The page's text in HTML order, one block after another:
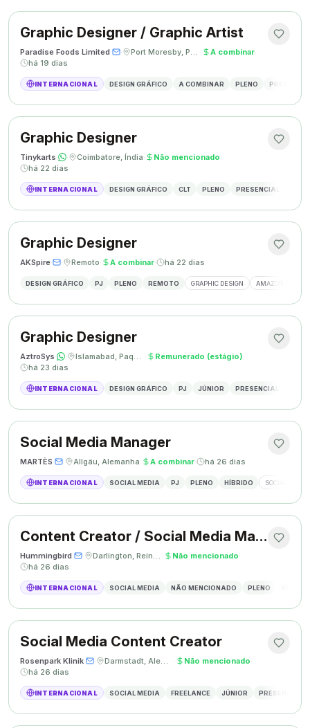
Graphic Designer / Graphic Artist
Paradise Foods Limited· · Port Moresby, Papua Nova Guiné · A combinar·
há 19 dias
INTERNACIONAL DESIGN GRÁFICO A COMBINAR PLENO
Graphic Designer
Tinykarts· · Coimbatore, Índia· Não mencionado·
há 22 dias
INTERNACIONAL DESIGN GRÁFICO CLT PLENO PRESENCIAL
Graphic Designer
AKSpire· · Remoto· A combinar· há 22 dias
DESIGN GRÁFICO PJ PLENO REMOTO GRAPHIC DESIGN AMAZON A+
Graphic Designer
AztroSys· · Islamabad, Paquistão · Remunerado (estágio)·
há 23 dias
INTERNACIONAL DESIGN GRÁFICO PJ JÚNIOR PRESENCIAL
Social Media Manager
MARTÈS· · Allgäu, Alemanha· A combinar· há 26 dias
INTERNACIONAL SOCIAL MEDIA PJ PLENO HÍBRIDO SOCIAL MEDIA
Content Creator / Social Media Manager
Hummingbird· · Darlington, Reino Unido · Não mencionado·
há 26 dias
INTERNACIONAL SOCIAL MEDIA NÃO MENCIONADO PLENO
Social Media Content Creator
Rosenpark Klinik· · Darmstadt, Alemanha · Não mencionado·
há 26 dias
INTERNACIONAL SOCIAL MEDIA FREELANCE JÚNIOR PRESENCIAL